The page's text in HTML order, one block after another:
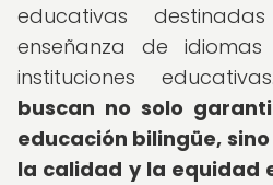
educativas
enseñanza de
instituciones
buscan no solo
educación bilingüe,
la calidad y la equidad